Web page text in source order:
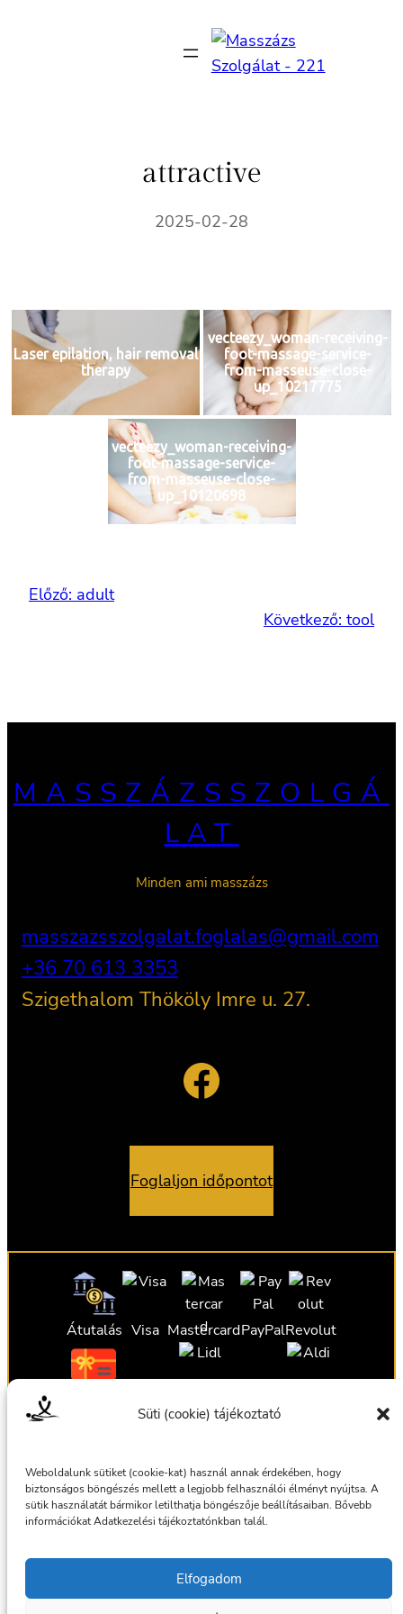
Süti (cookie) tájékoztató
Weboldalunk sütiket (cookie-kat) használ annak érdekében, hogy
biztonságos böngészés mellett a legjobb felhasználói élményt nyújtsa. A
sütik használatát bármikor letilthatja böngészője beállításaiban. Bővebb
információkat Adatkezelési tájékoztatónkban talál.
Elfogadom
attractive
2025-02-28
Laser epilation, hair removal
therapy
vecteezy_woman-receiving-
foot-massage-service-
from-masseuse-close-
up_10217775
vecteezy_woman-receiving-
foot-massage-service-
from-masseuse-close-
up_10120698
Előző: adult
Következő: tool
MASSZÁZSSZOLGÁ
LAT
Minden ami masszázs
masszazsszolgalat.foglalas@gmail.com
+36 70 613 3353
Szigethalom Thököly Imre u. 27.
Facebook
Foglaljon időpontot
Átutalás Visa MastercardPayPalRevolut
Ajándékutalvány
Ajándékutalvány
Általános szerződési feltételek
Adatkezelési tájékoztató